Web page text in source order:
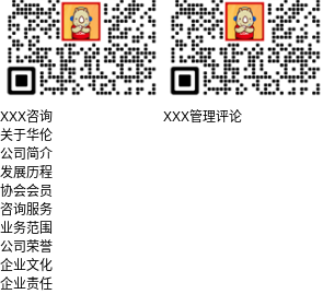
XXX咨询 XXX管理评论
关于华伦
公司简介
发展历程
协会会员
咨询服务
业务范围
公司荣誉
企业文化
企业责任